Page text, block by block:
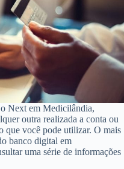
Next em Medicilândia,
outra realizada a conta ou
que você pode utilizar. O mais
banco digital em
uma série de informações